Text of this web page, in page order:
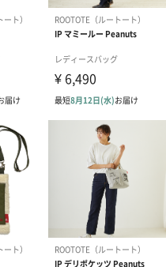
ケットの入り口はあんぐり
次第！
けで、必要な時にポーチと
」（ペコルー）シリーズ